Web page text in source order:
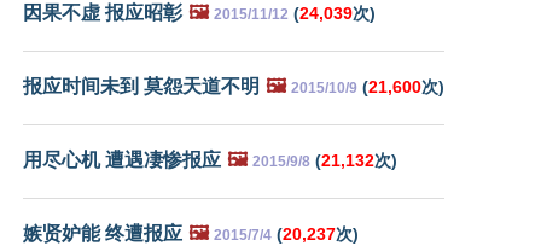
因果不虚 报应昭彰 🖼️ 2015/11/12 (24,039次)
报应时间未到 莫怨天道不明 🖼️ 2015/10/9 (21,600次)
用尽心机 遭遇凄惨报应 🖼️ 2015/9/8 (21,132次)
嫉贤妒能 终遭报应 🖼️ 2015/7/4 (20,237次)